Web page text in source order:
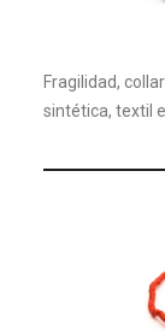
Fragilidad,
sintética, textil